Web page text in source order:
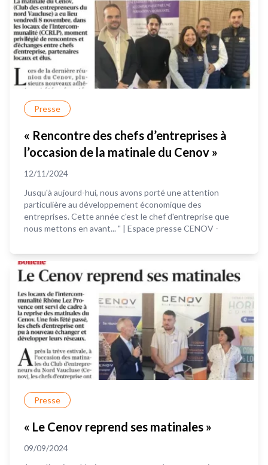
Presse
« Rencontre des chefs d’entreprises à
l’occasion de la matinale du Cenov »
12/11/2024
Jusqu'à aujourd-hui, nous avons porté une attention
particulière au développement économique des
entreprises. Cette année c'est le chef d'entreprise que
nous mettons en avant... " | Espace presse CENOV -
Presse
« Le Cenov reprend ses matinales »
09/09/2024